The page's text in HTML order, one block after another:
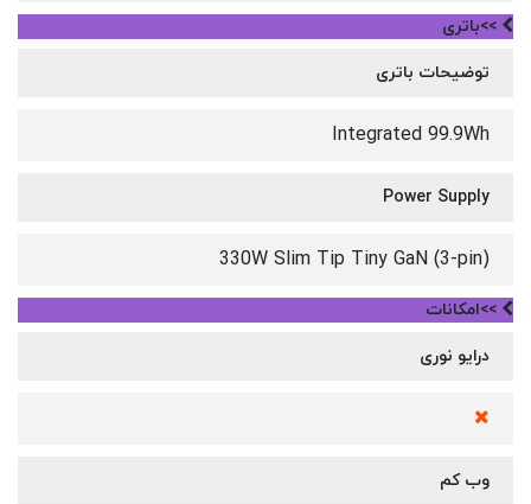
>>باتری
توضیحات باتری
Integrated 99.9Wh
Power Supply
330W Slim Tip Tiny GaN (3-pin)
>>امکانات
درایو نوری
وب کم